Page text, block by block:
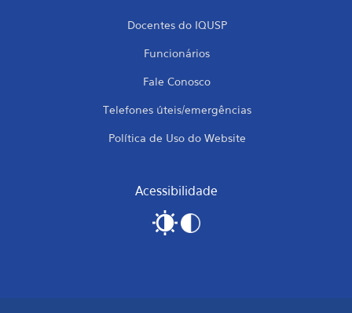
Docentes do IQUSP
Funcionários
Fale Conosco
Telefones úteis/emergências
Política de Uso do Website
Acessibilidade